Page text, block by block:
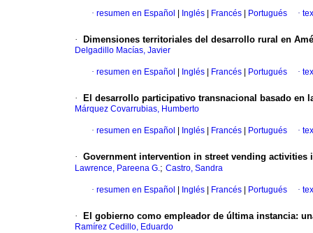
· resumen en Español Inglés Francés Portugués ·
· Dimensiones territoriales del desarrollo rural en
Delgadillo Macías, Javier
· resumen en Español Inglés Francés Portugués ·
· El desarrollo participativo transnacional basado en
Márquez Covarrubias, Humberto
· resumen en Español Inglés Francés Portugués ·
· Government intervention in street vending activities
Lawrence, Pareena G.; Castro, Sandra
· resumen en Español Inglés Francés Portugués ·
· El gobierno como empleador de última instancia:
Ramírez Cedillo, Eduardo